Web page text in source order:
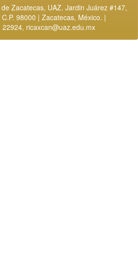
Zacatecas, UAZ. Jardin Juárez #147,
98000 | Zacatecas, México. |
22924, ricaxcan@uaz.edu.mx